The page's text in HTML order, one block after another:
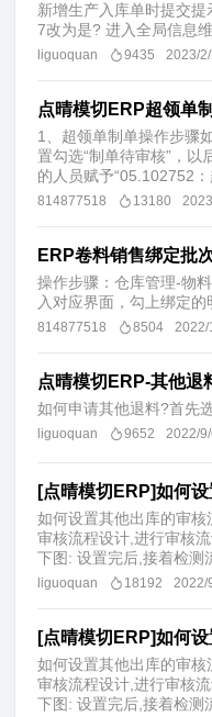
新增生产入库单时提交
7改为是? 进入全局信息
liguoquan 9435 2023/
点晴模切ERP超领单
1、超领单制单操作步骤
置勾选“制单待审核”，
的人员赋予“05.102752
814877518 13180
ERP卷料销售绑定批
操作步骤：仓库管理-物
入对应界面，勾上绑定
814877518 8504 2022/
点晴模切ERP-其他退
如何申请其他退料?首先
liguoquan 9652 2022/
[点晴模切ERP]如何
如何设置其他出库的审
审核流程设计,进行审核
下图: 设置完后,接着检测
liguoquan 18192 2022/
[点晴模切ERP]如何
如何设置其他出库的审
审核流程设计,进行审核
下图: 设置完后,接着检测